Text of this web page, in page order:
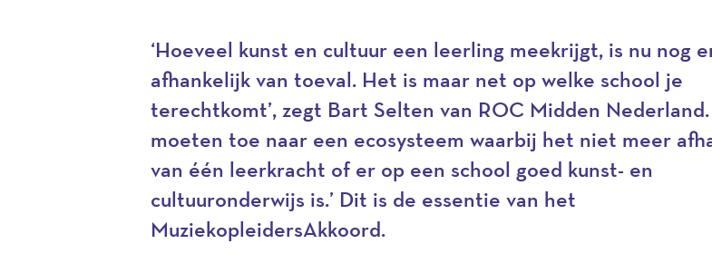
‘Hoeveel kunst en cultuur een leerling meekrijgt, is nu nog
afhankelijk van toeval. Het is maar net op welke school je
terechtkomt’, zegt Bart Selten van ROC Midden Nederland.
moeten toe naar een ecosysteem waarbij het niet meer
van één leerkracht of er op een school goed kunst- en
cultuuronderwijs is.’ Dit is de essentie van het
MuziekopleidersAkkoord.